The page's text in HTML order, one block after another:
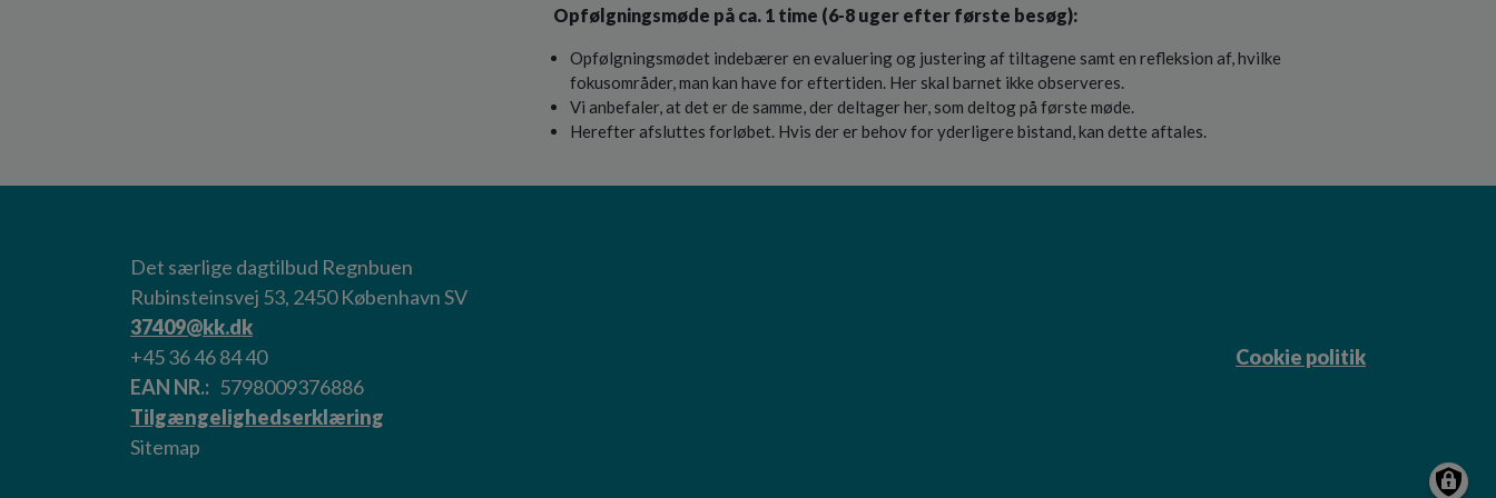
Opfølgningsmøde på ca. 1 time (6-8 uger efter første besøg):
Opfølgningsmødet indebærer en evaluering og justering af tiltagene samt en refleksion af, hvilke
fokusområder, man kan have for eftertiden. Her skal barnet ikke observeres.
Vi anbefaler, at det er de samme, der deltager her, som deltog på første møde.
Herefter afsluttes forløbet. Hvis der er behov for yderligere bistand, kan dette aftales.
Det særlige dagtilbud Regnbuen
Rubinsteinsvej 53, 2450 København SV
37409@kk.dk
+45 36 46 84 40
EAN NR.
5798009376886
Tilgængelighedserklæring
Sitemap
Cookie politik